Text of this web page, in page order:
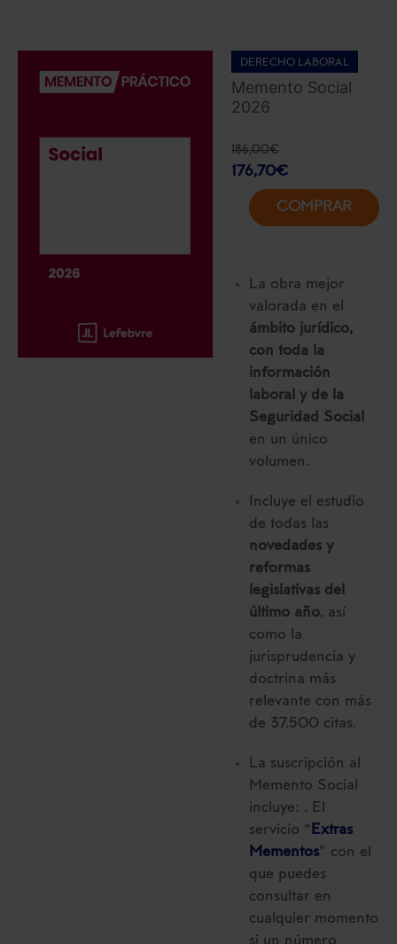
DERECHO LABORAL
Memento Social
2026
186,00€
176,70€
COMPRAR
La obra mejor
valorada en el
ámbito jurídico,
con toda la
información
laboral y de la
Seguridad Social
en un único
volumen.
Incluye el estudio
de todas las
novedades y
reformas
legislativas del
último año, así
como la
jurisprudencia y
doctrina más
relevante con más
de 37.500 citas.
La suscripción al
Memento Social
incluye: . El
servicio “Extras
Mementos” con el
que puedes
consultar en
cualquier momento